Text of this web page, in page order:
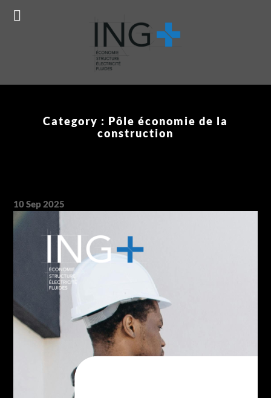
gratuite !
Category : Pôle économie de la
construction
10Sep 2025